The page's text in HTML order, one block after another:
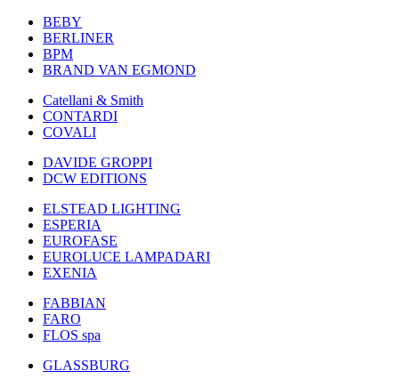
BEBY
BERLINER
BPM
BRAND VAN EGMOND
Catellani & Smith
CONTARDI
COVALI
DAVIDE GROPPI
DCW EDITIONS
ELSTEAD LIGHTING
ESPERIA
EUROFASE
EUROLUCE LAMPADARI
EXENIA
FABBIAN
FARO
FLOS spa
GLASSBURG